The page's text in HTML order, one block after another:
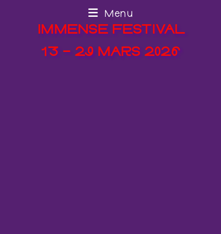
Menu
IMMENSE FESTIVAL
13 – 29 MARS 2026